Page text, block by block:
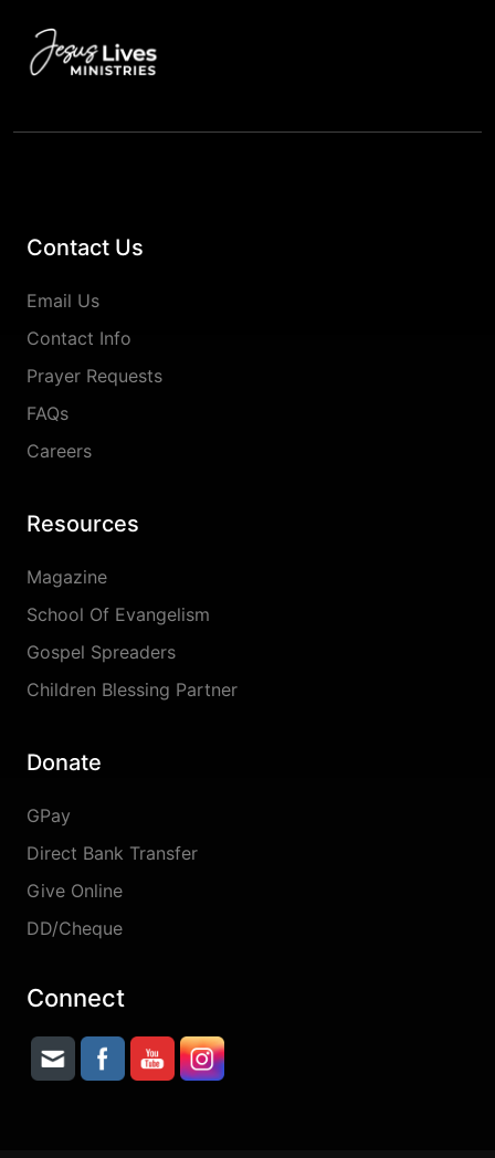
Contact Us
Email Us
Contact Info
Prayer Requests
FAQs
Careers
Resources
Magazine
School Of Evangelism
Gospel Spreaders
Children Blessing Partner
Donate
GPay
Direct Bank Transfer
Give Online
DD/Cheque
Connect